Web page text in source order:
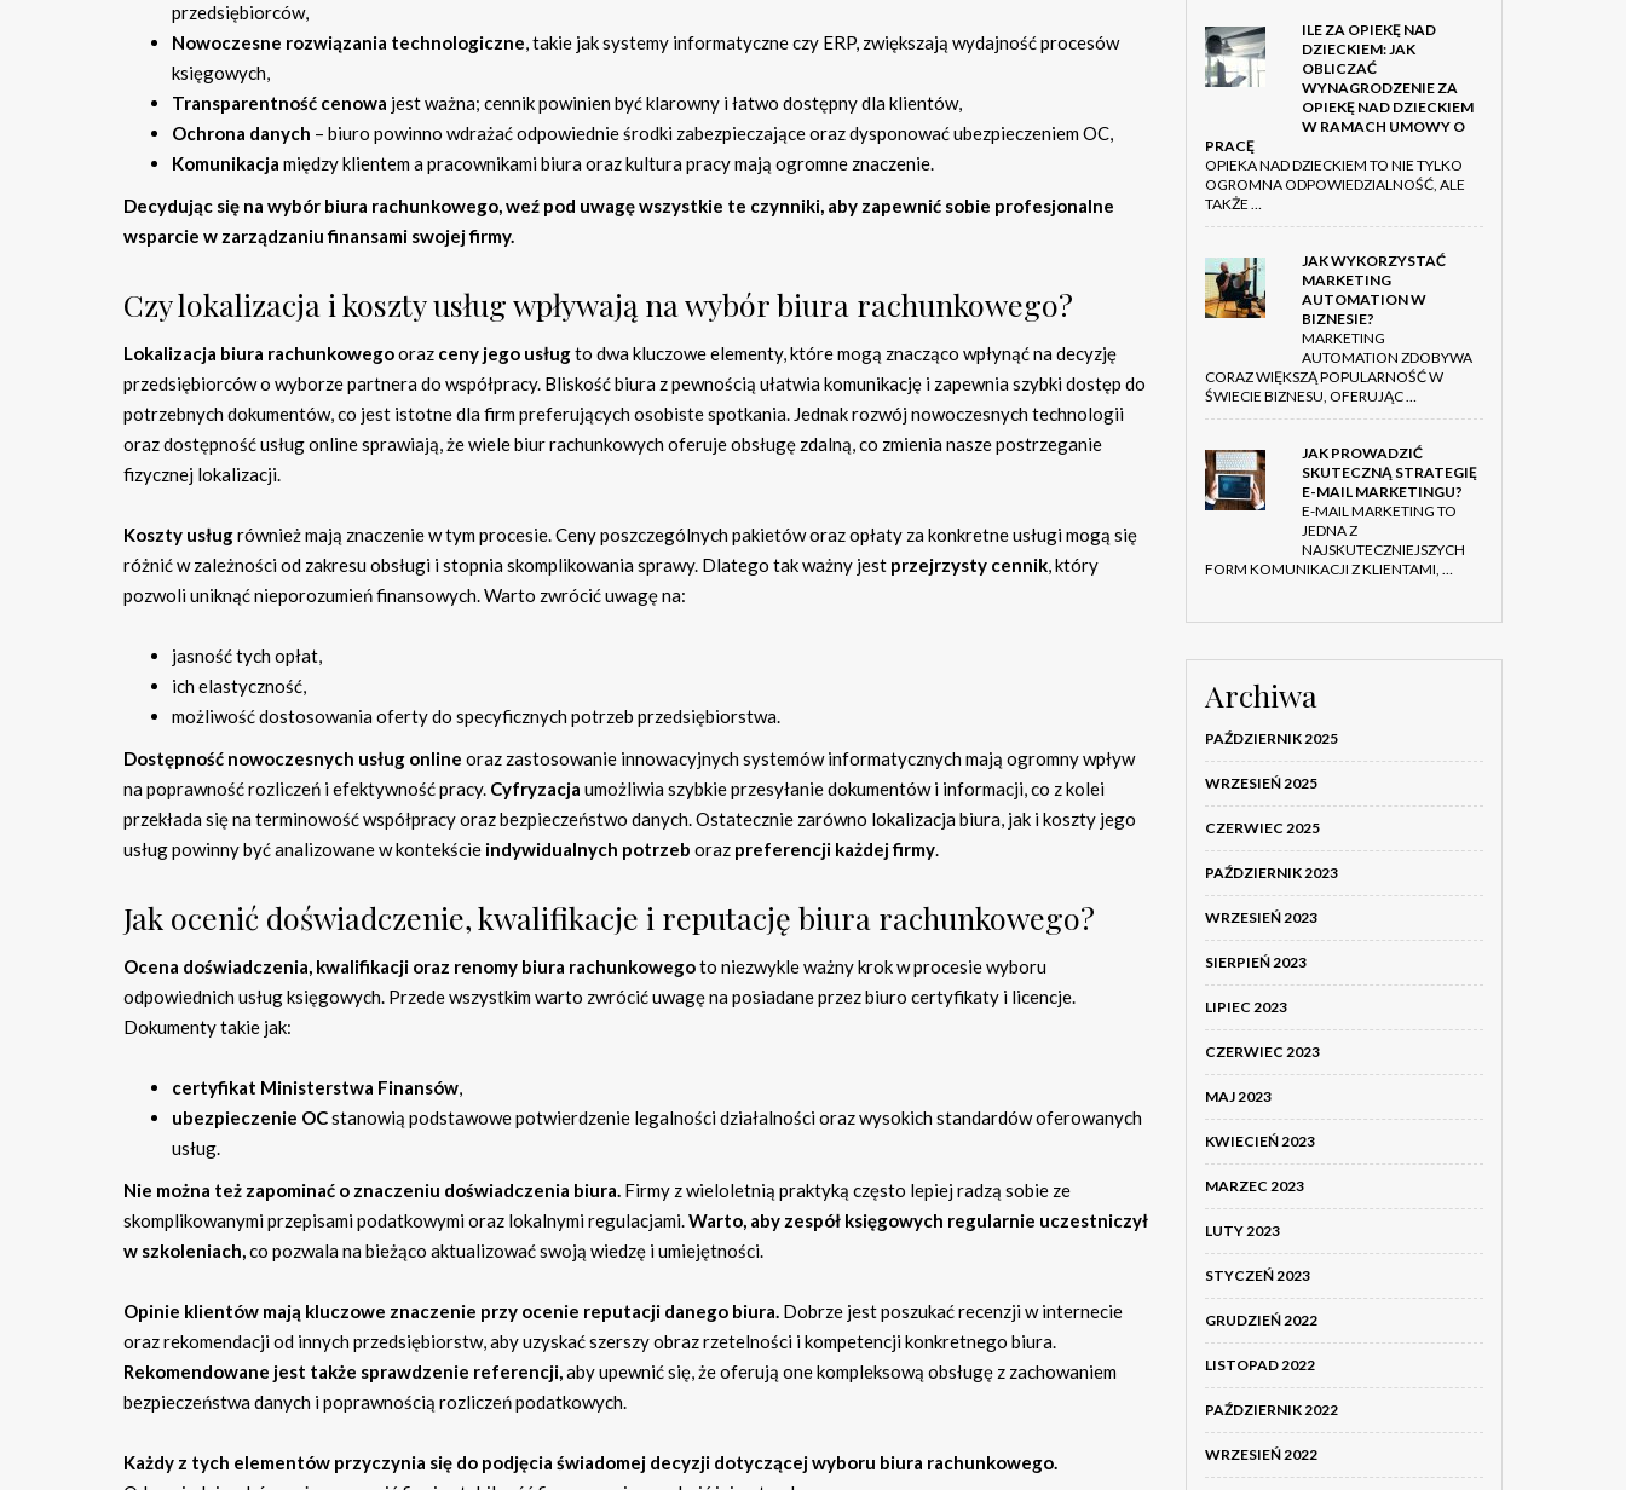
przedsiębiorców,
Nowoczesne rozwiązania technologiczne, takie jak systemy informatyczne czy ERP, zwiększają wydajność procesów
księgowych,
Transparentność cenowa jest ważna; cennik powinien być klarowny i łatwo dostępny dla klientów,
Ochrona danych – biuro powinno wdrażać odpowiednie środki zabezpieczające oraz dysponować ubezpieczeniem OC,
Komunikacja między klientem a pracownikami biura oraz kultura pracy mają ogromne znaczenie.
Decydując się na wybór biura rachunkowego, weź pod uwagę wszystkie te czynniki, aby zapewnić sobie profesjonalne
wsparcie w zarządzaniu finansami swojej firmy.
Czy lokalizacja i koszty usług wpływają na wybór biura rachunkowego?
Lokalizacja biura rachunkowegooraz ceny jego usługto dwa kluczowe elementy, które mogą znacząco wpłynąć na decyzję
przedsiębiorców o wyborze partnera do współpracy. Bliskość biura z pewnością ułatwia komunikację i zapewnia szybki dostęp do
potrzebnych dokumentów, co jest istotne dla firm preferujących osobiste spotkania. Jednak rozwój nowoczesnych technologii
oraz dostępność usług online sprawiają, że wiele biur rachunkowych oferuje obsługę zdalną, co zmienia nasze postrzeganie
fizycznej lokalizacji.
Koszty usługrównież mają znaczenie w tym procesie. Ceny poszczególnych pakietów oraz opłaty za konkretne usługi mogą się
różnić w zależności od zakresu obsługi i stopnia skomplikowania sprawy. Dlatego tak ważny jest przejrzysty cennik, który
pozwoli uniknąć nieporozumień finansowych. Warto zwrócić uwagę na:
jasność tych opłat,
ich elastyczność,
możliwość dostosowania oferty do specyficznych potrzeb przedsiębiorstwa.
Dostępność nowoczesnych usług online oraz zastosowanie innowacyjnych systemów informatycznych mają ogromny wpływ
na poprawność rozliczeń i efektywność pracy. Cyfryzacja umożliwia szybkie przesyłanie dokumentów i informacji, co z kolei
przekłada się na terminowość współpracy oraz bezpieczeństwo danych. Ostatecznie zarówno lokalizacja biura, jak i koszty jego
usług powinny być analizowane w kontekście indywidualnych potrzeb oraz preferencji każdej firmy.
Jak ocenić doświadczenie, kwalifikacje i reputację biura rachunkowego?
Ocena doświadczenia, kwalifikacji oraz renomy biura rachunkowegoto niezwykle ważny krok w procesie wyboru
odpowiednich usług księgowych. Przede wszystkim warto zwrócić uwagę na posiadane przez biuro certyfikaty i licencje.
Dokumenty takie jak:
certyfikat Ministerstwa Finansów,
ubezpieczenie OCstanowią podstawowe potwierdzenie legalności działalności oraz wysokich standardów oferowanych
usług.
Nie można też zapominać o znaczeniu doświadczenia biura. Firmy z wieloletnią praktyką często lepiej radzą sobie ze
skomplikowanymi przepisami podatkowymi oraz lokalnymi regulacjami.Warto, aby zespół księgowych regularnie uczestniczył
w szkoleniach,co pozwala na bieżąco aktualizować swoją wiedzę i umiejętności.
Opinie klientów mają kluczowe znaczenie przy ocenie reputacji danego biura. Dobrze jest poszukać recenzji w internecie
oraz rekomendacji od innych przedsiębiorstw, aby uzyskać szerszy obraz rzetelności i kompetencji konkretnego biura.
Rekomendowane jest także sprawdzenie referencji,aby upewnić się, że oferują one kompleksową obsługę z zachowaniem
bezpieczeństwa danych i poprawnością rozliczeń podatkowych.
Każdy z tych elementów przyczynia się do podjęcia świadomej decyzji dotyczącej wyboru biura rachunkowego.
ILE ZA OPIEKĘ NAD
DZIECKIEM: JAK
OBLICZAĆ
WYNAGRODZENIE ZA
OPIEKĘ NAD DZIECKIEM
W RAMACH UMOWY O
PRACĘ
OPIEKA NAD DZIECKIEM TO NIE TYLKO
OGROMNA ODPOWIEDZIALNOŚĆ, ALE
TAKŻE …
JAK WYKORZYSTAĆ
MARKETING
AUTOMATION W
BIZNESIE?
MARKETING
AUTOMATION ZDOBYWA
CORAZ WIĘKSZĄ POPULARNOŚĆ W
ŚWIECIE BIZNESU, OFERUJĄC …
JAK PROWADZIĆ
SKUTECZNĄ STRATEGIĘ
E-MAIL MARKETINGU?
E-MAIL MARKETING TO
JEDNA Z
NAJSKUTECZNIEJSZYCH
FORM KOMUNIKACJI Z KLIENTAMI, …
Archiwa
PAŹDZIERNIK 2025
WRZESIEŃ 2025
CZERWIEC 2025
PAŹDZIERNIK 2023
WRZESIEŃ 2023
SIERPIEŃ 2023
LIPIEC 2023
CZERWIEC 2023
MAJ 2023
KWIECIEŃ 2023
MARZEC 2023
LUTY 2023
STYCZEŃ 2023
GRUDZIEŃ 2022
LISTOPAD 2022
PAŹDZIERNIK 2022
WRZESIEŃ 2022